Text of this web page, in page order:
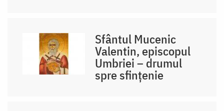
Sfântul Mucenic
Valentin, episcopul
Umbriei – drumul
spre sfințenie